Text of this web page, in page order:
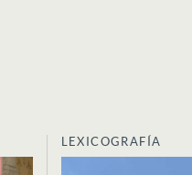
LEXICOGRAFÍA